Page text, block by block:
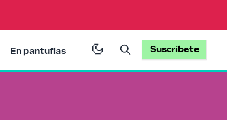
En pantuflas Suscríbete